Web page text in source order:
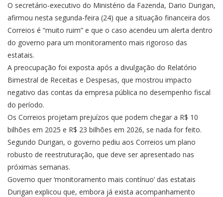
O secretário-executivo do Ministério da Fazenda, Dario Durigan,
afirmou nesta segunda-feira (24) que a situação financeira dos
Correios é “muito ruim” e que o caso acendeu um alerta dentro
do governo para um monitoramento mais rigoroso das
estatais.
A preocupação foi exposta após a divulgação do Relatório
Bimestral de Receitas e Despesas, que mostrou impacto
negativo das contas da empresa pública no desempenho fiscal
do período.
Os Correios projetam prejuízos que podem chegar a R$ 10
bilhões em 2025 e R$ 23 bilhões em 2026, se nada for feito.
Segundo Durigan, o governo pediu aos Correios um plano
robusto de reestruturação, que deve ser apresentado nas
próximas semanas.
Governo quer ‘monitoramento mais contínuo’ das estatais
Durigan explicou que, embora já exista acompanhamento